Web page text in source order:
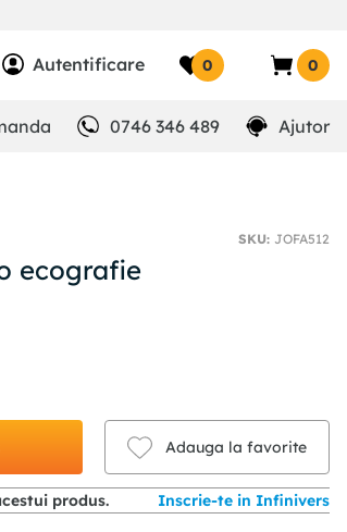
Autentificare 0 0
0746 346 489 Ajutor
SKU: JOFA512
ecografie
Adauga la favorite
produs. Inscrie-te in Infinivers